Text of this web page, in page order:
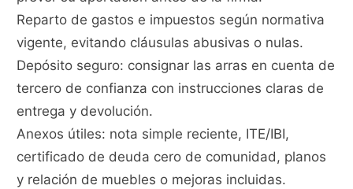
Reparto de gastos e impuestos según normativa
vigente, evitando cláusulas abusivas o nulas.
Depósito seguro: consignar las arras en cuenta de
tercero de confianza con instrucciones claras de
entrega y devolución.
Anexos útiles: nota simple reciente, ITE/IBI,
certificado de deuda cero de comunidad, planos
y relación de muebles o mejoras incluidas.